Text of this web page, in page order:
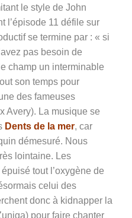
le style de John
l’épisode 11 défile sur
se termine par : « si
pas besoin de
champ un interminable
son temps pour
des fameuses
Avery). La musique se
Dents de la mer, car
démesuré. Nous
lointaine. Les
tout l’oxygène de
celui des
donc à kidnapper la
pour faire chanter